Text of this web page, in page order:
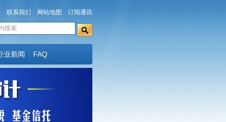
联系我们 网站地图 订阅通讯
业新闻 FAQ